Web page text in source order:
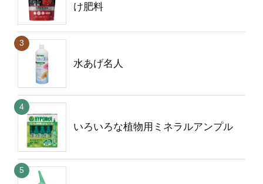
け肥料
水あげ名人
いろいろな植物用ミネラルアンプル